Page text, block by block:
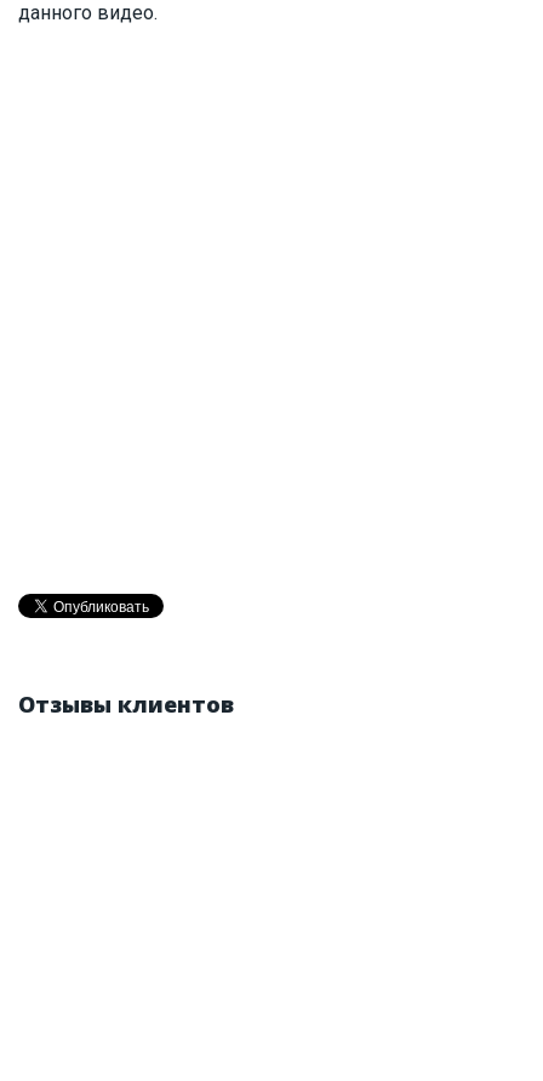
данного видео.
Отзывы клиентов